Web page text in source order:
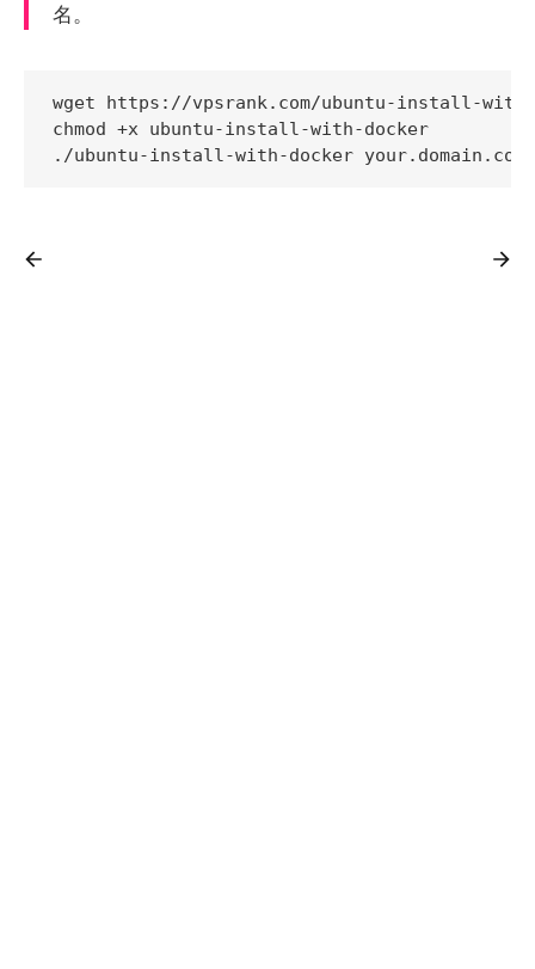
名。
wget https://vpsrank.com/ubuntu-install-with-
chmod +x ubuntu-install-with-docker
./ubuntu-install-with-docker your.domain.com